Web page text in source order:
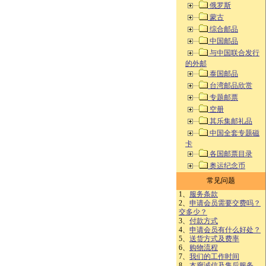
俄罗斯
蒙古
综合邮品
中国邮品
与中国联合发行
的外邮
泰国邮品
台湾邮品欣赏
专题邮票
空册
其乐集邮礼品
中国全套专题磁
卡
各国邮票目录
奥运纪念币
常见问题
1、 服务条款
2、 申请会员需要交费吗？
交多少？
3、 付款方式
4、 申请会员有什么好处？
5、 送货方式及费率
6、 购物流程
7、 我们的工作时间